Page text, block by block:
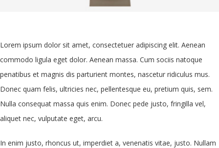
Lorem ipsum dolor sit amet, consectetuer adipiscing elit. Aenean
commodo ligula eget dolor. Aenean massa. Cum sociis natoque
penatibus et magnis dis parturient montes, nascetur ridiculus mus.
Donec quam felis, ultricies nec, pellentesque eu, pretium quis, sem.
Nulla consequat massa quis enim. Donec pede justo, fringilla vel,
aliquet nec, vulputate eget, arcu.
In enim justo, rhoncus ut, imperdiet a, venenatis vitae, justo. Nullam